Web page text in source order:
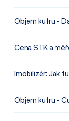
Objem kufru -
Cena STK a
Imobilizér: Jak
Objem kufru -